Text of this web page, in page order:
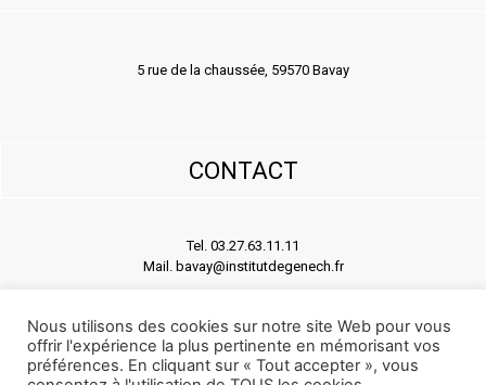
5 rue de la chaussée, 59570 Bavay
CONTACT
Tel. 03.27.63.11.11
Mail. bavay@institutdegenech.fr
SUIVEZ-NOUS
Nous utilisons des cookies sur notre site Web pour vous
offrir l'expérience la plus pertinente en mémorisant vos
préférences. En cliquant sur « Tout accepter », vous